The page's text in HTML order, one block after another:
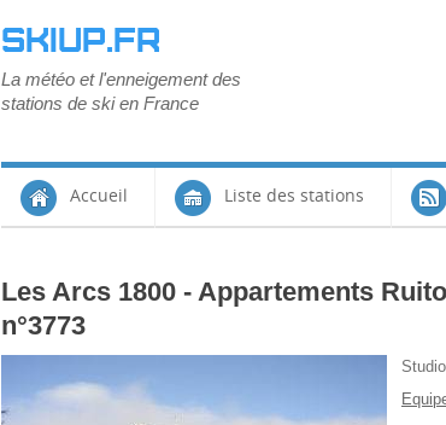
SKIUP.FR
La météo et l'enneigement des
stations de ski en France
Accueil Liste des stations
Les Arcs 1800 - Appartements
n°3773